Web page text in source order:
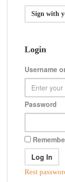
Sign with
Login
Username
Password
Rest